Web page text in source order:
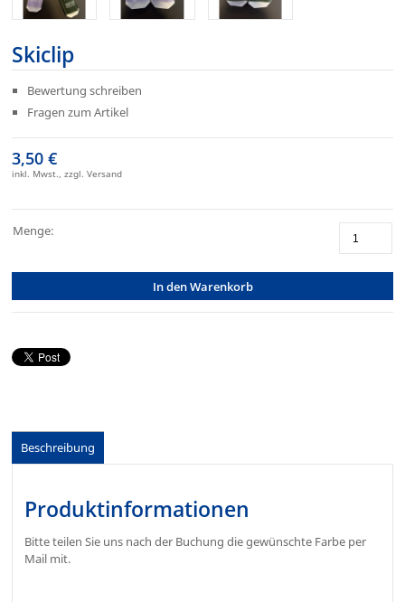
Skiclip
Bewertung schreiben
Fragen zum Artikel
3,50 €
inkl. Mwst., zzgl. Versand
Menge:
In den Warenkorb
Beschreibung
Produktinformationen
Bitte teilen Sie uns nach der Buchung die gewünschte Farbe per
Mail mit.